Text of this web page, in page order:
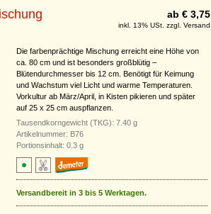
ab € 3,75
inkl. 13% USt. zzgl. Versand
Die farbenprächtige Mischung erreicht eine Höhe von
ca. 80 cm und ist besonders großblütig –
Blütendurchmesser bis 12 cm. Benötigt für Keimung
und Wachstum viel Licht und warme Temperaturen.
Vorkultur ab März/April, in Kisten pikieren und später
auf 25 x 25 cm auspflanzen.
Tausendkorngewicht (TKG): 7.40 g
Artikelnummer: B76
Portionsinhalt: 0.3 g
Versandbereit in 3 bis 5 Werktagen.